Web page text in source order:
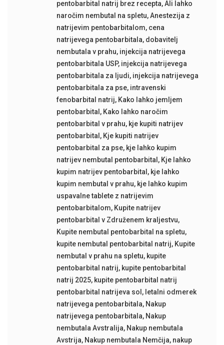
pentobarbital natrij brez recepta,Ali lahko
naročim nembutal na spletu,Anestezija z
natrijevim pentobarbitalom, cena
natrijevega pentobarbitala, dobavitelj
nembutala v prahu, injekcija natrijevega
pentobarbitala USP, injekcija natrijevega
pentobarbitala za ljudi, injekcija natrijevega
pentobarbitala za pse, intravenski
fenobarbital natrij, Kako lahko jemljem
pentobarbital , Kako lahko naročim
pentobarbital v prahu, kje kupiti natrijev
pentobarbital , Kje kupiti natrijev
pentobarbital za pse, kje lahko kupim
natrijev nembutal pentobarbital , Kje lahko
kupim natrijev pentobarbital , kje lahko
kupim nembutal v prahu, kje lahko kupim
uspavalne tablete z natrijevim
pentobarbitalom, Kupite natrijev
pentobarbital v Združenem kraljestvu,
Kupite nembutal pentobarbital na spletu,
kupite nembutal pentobarbital natrij, Kupite
nembutal v prahu na spletu, kupite
pentobarbital natrij, kupite pentobarbital
natrij 2025, kupite pentobarbital natrij
pentobarbital natrijeva sol , letalni odmerek
natrijevega pentobarbitala, Nakup
natrijevega pentobarbitala, Nakup
nembutala Avstralija, Nakup nembutala
Avstrija, Nakup nembutala Nemčija, nakup